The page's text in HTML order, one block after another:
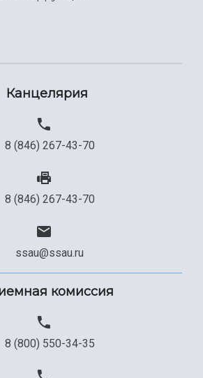
Канцелярия
8 (846) 267-43-70
8 (846) 267-43-70
ssau@ssau.ru
комиссия
8 (800) 550-34-35